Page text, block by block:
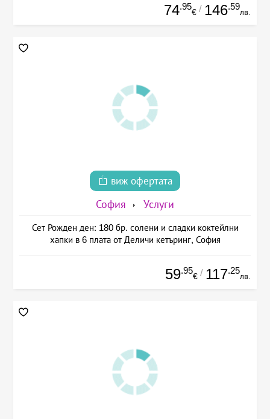
74.95
€ / 146.59
лв.
виж офертата
София Услуги
Сет Рожден ден: 180 бр. солени и сладки коктейлни
хапки в 6 плата от Деличи кетъринг, София
59.95
€ / 117.25
лв.